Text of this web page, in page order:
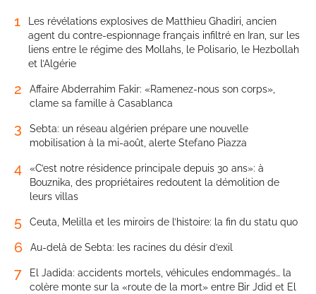
1
Les révélations explosives de Matthieu Ghadiri, ancien
agent du contre-espionnage français infiltré en Iran, sur les
liens entre le régime des Mollahs, le Polisario, le Hezbollah
et l’Algérie
2
Affaire Abderrahim Fakir: «Ramenez-nous son corps»,
clame sa famille à Casablanca
3
Sebta: un réseau algérien prépare une nouvelle
mobilisation à la mi-août, alerte Stefano Piazza
4
«C’est notre résidence principale depuis 30 ans»: à
Bouznika, des propriétaires redoutent la démolition de
leurs villas
5 Ceuta, Melilla et les miroirs de l’histoire: la fin du statu quo
6 Au-delà de Sebta: les racines du désir d’exil
7
El Jadida: accidents mortels, véhicules endommagés… la
colère monte sur la «route de la mort» entre Bir Jdid et El